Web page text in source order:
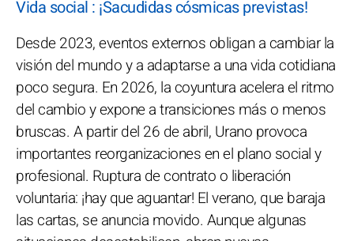
Vida social : ¡Sacudidas cósmicas previstas!
Desde 2023, eventos externos obligan a cambiar la
visión del mundo y a adaptarse a una vida cotidiana
poco segura. En 2026, la coyuntura acelera el ritmo
del cambio y expone a transiciones más o menos
bruscas. A partir del 26 de abril, Urano provoca
importantes reorganizaciones en el plano social y
profesional. Ruptura de contrato o liberación
voluntaria: ¡hay que aguantar! El verano, que baraja
las cartas, se anuncia movido. Aunque algunas